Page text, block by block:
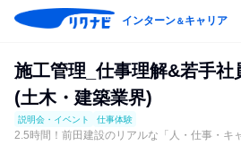
インターン＆キャリア
施工管理_仕事理解&若手社
(土木・建築業界)
説明会・イベント 仕事体験
2.5時間！前田建設のリアルな「人・仕事・キ